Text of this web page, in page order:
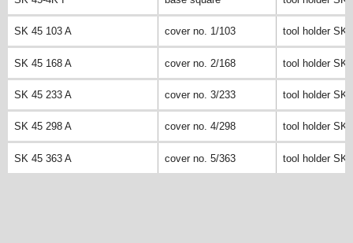
SK 45 103 A cover no. 1/103 tool holder SK
SK 45 168 A cover no. 2/168 tool holder SK
SK 45 233 A cover no. 3/233 tool holder SK
SK 45 298 A cover no. 4/298 tool holder SK
SK 45 363 A cover no. 5/363 tool holder SK